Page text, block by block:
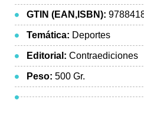
GTIN (EAN,ISBN):
Temática: Deportes
Editorial: Contraediciones
Peso: 500 Gr.